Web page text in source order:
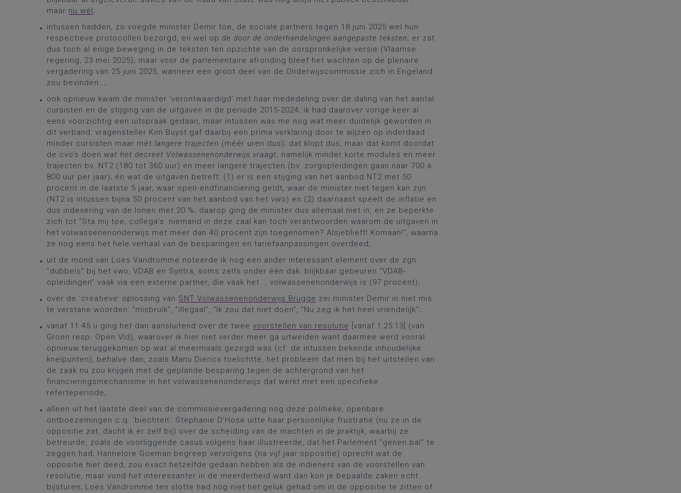
maar nu wél;
intussen hadden, zo voegde minister Demir toe, de sociale partners tegen 18 juni 2025 wel hun
respectieve protocollen bezorgd, en wel op de door de onderhandelingen aangepaste teksten; er zat
dus toch al enige beweging in de teksten ten opzichte van de oorspronkelijke versie (Vlaamse
regering, 23 mei 2025); maar voor de parlementaire afronding bleef het wachten op de plenaire
vergadering van 25 juni 2025, wanneer een groot deel van de Onderwijscommissie zich in Engeland
zou bevinden…;
ook opnieuw kwam de minister ‘verontwaardigd’ met haar mededeling over de daling van het aantal
cursisten en de stijging van de uitgaven in de periode 2015-2024; ik had daarover vorige keer al
eens voorzichtig een uitspraak gedaan, maar intussen was me nog wat meer duidelijk geworden in
dit verband: vragensteller Kim Buyst gaf daarbij een prima verklaring door te wijzen op inderdaad
minder cursisten maar mét langere trajecten (méér uren dus); dat klopt dus, maar dat komt doordat
de cvo’s doen wat het decreet Volwassenenonderwijs vraagt, namelijk minder korte modules en meer
trajecten bv. NT2 (180 tot 360 uur) en meer langere trajecten (bv. zorgopleidingen gaan naar 700 à
800 uur per jaar); én wat de uitgaven betreft: (1) er is een stijging van het aanbod NT2 met 50
procent in de laatste 5 jaar, waar open-endfinanciering geldt, waar de minister niet tegen kan zijn
(NT2 is intussen bijna 50 procent van het aanbod van het vwo) en (2) daarnaast speelt de inflatie en
dus indexering van de lonen met 20 %; daarop ging de minister dus allemaal niet in, en ze beperkte
zich tot “Sta mij toe, collega’s: niemand in deze zaal kan toch verantwoorden waarom de uitgaven in
het volwassenenonderwijs met meer dan 40 procent zijn toegenomen? Alsjeblieft! Komaan!”, waarna
ze nog eens het hele verhaal van de besparingen en tariefaanpassingen overdeed;
uit de mond van Loes Vandromme noteerde ik nog een ander interessant element over de zgn.
“dubbels” bij het vwo, VDAB en Syntra, soms zelfs onder één dak: blijkbaar gebeuren “VDAB-
opleidingen” vaak via een externe partner, die vaak het … volwassenenonderwijs is (97 procent);
over de ‘creatieve’ oplossing van SNT Volwassenenonderwijs Brugge zei minister Demir in niet mis
te verstane woorden: “misbruik”, “illegaal”, “Ik zou dat niet doen”, “Nu zeg ik het heel vriendelijk”;
vanaf 11.45 u ging het dan aansluitend over de twee voorstellen van resolutie
[vanaf 1:25:13] (van
Groen resp. Open Vld), waarover ik hier niet verder meer ga uitweiden want daarmee werd vooral
opnieuw teruggekomen op wat al meermaals gezegd was (cf. de intussen bekende inhoudelijke
knelpunten), behalve dan, zoals Manu Diericx toelichtte, het probleem dat men bij het uitstellen van
de zaak nu zou krijgen met de geplande besparing tegen de achtergrond van het
financieringsmechanisme in het volwassenenonderwijs dat werkt met een specifieke
referteperiode;
alleen uit het laatste deel van de commissievergadering nog deze politieke, openbare
ontboezemingen c.q. ‘biechten’: Stephanie D’Hose uitte haar persoonlijke frustratie (nu ze in de
oppositie zat, dacht ik er zelf bij) over de scheiding van de machten in de praktijk, waarbij ze
betreurde, zoals de voorliggende casus volgens haar illustreerde, dat het Parlement “genen bal” te
zeggen had; Hannelore Goeman begreep vervolgens (na vijf jaar oppositie) oprecht wat de
oppositie hier deed, zou exact hetzelfde gedaan hebben als de indieners van de voorstellen van
resolutie, maar vond het interessanter in de meerderheid want dan kon je bepaalde zaken echt
bijsturen; Loes Vandromme ten slotte had nog niet het geluk gehad om in de oppositie te zitten of